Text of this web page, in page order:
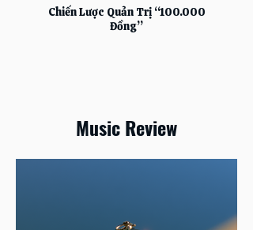
Chiến Lược Quản Trị “100.000
Đồng”
Music Review